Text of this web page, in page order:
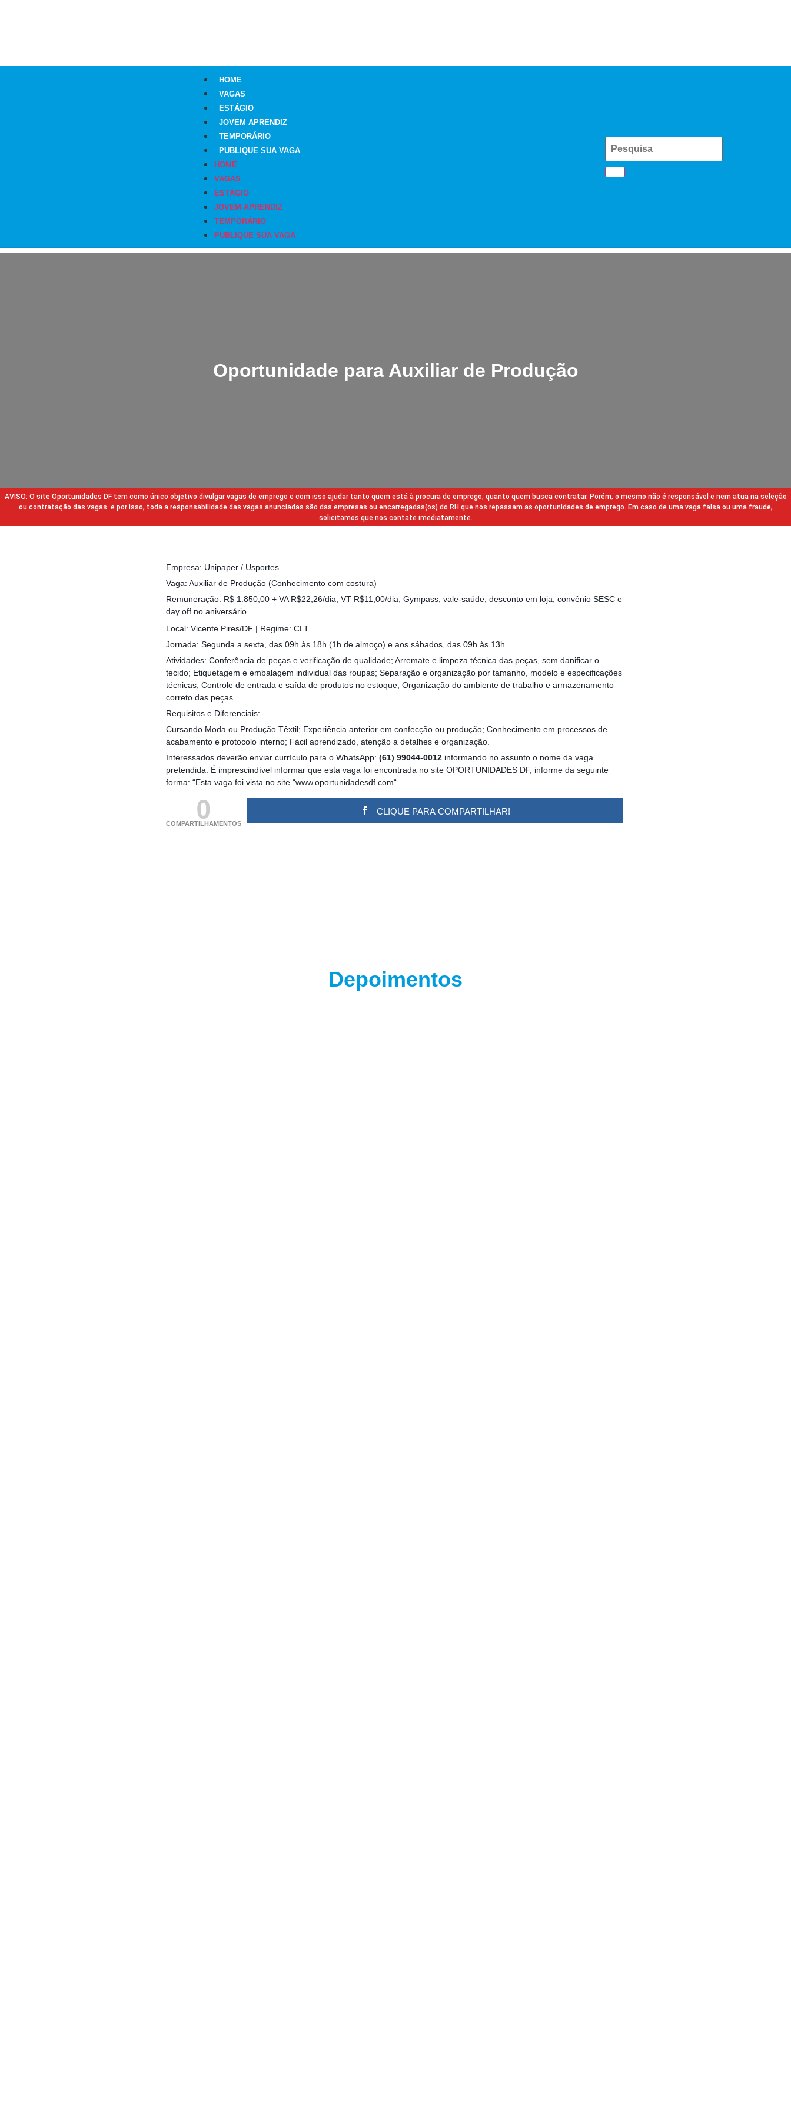
HOME
VAGAS
ESTÁGIO
JOVEM APRENDIZ
TEMPORÁRIO
PUBLIQUE SUA VAGA
HOME
VAGAS
ESTÁGIO
JOVEM APRENDIZ
TEMPORÁRIO
PUBLIQUE SUA VAGA
Oportunidade para Auxiliar de Produção
AVISO: O site Oportunidades DF tem como único objetivo divulgar vagas de emprego e com isso ajudar tanto quem está à procura de emprego, quanto quem busca contratar. Porém, o mesmo não é responsável e nem atua na seleção
ou contratação das vagas. e por isso, toda a responsabilidade das vagas anunciadas são das empresas ou encarregadas(os) do RH que nos repassam as oportunidades de emprego. Em caso de uma vaga falsa ou uma fraude,
solicitamos que nos contate imediatamente.
Empresa: Unipaper / Usportes
Vaga: Auxiliar de Produção (Conhecimento com costura)
Remuneração: R$ 1.850,00 + VA R$22,26/dia, VT R$11,00/dia, Gympass, vale-saúde, desconto em loja, convênio SESC e
day off no aniversário.
Local: Vicente Pires/DF | Regime: CLT
Jornada: Segunda a sexta, das 09h às 18h (1h de almoço) e aos sábados, das 09h às 13h.
Atividades: Conferência de peças e verificação de qualidade; Arremate e limpeza técnica das peças, sem danificar o
tecido; Etiquetagem e embalagem individual das roupas; Separação e organização por tamanho, modelo e especificações
técnicas; Controle de entrada e saída de produtos no estoque; Organização do ambiente de trabalho e armazenamento
correto das peças.
Requisitos e Diferenciais:
Cursando Moda ou Produção Têxtil; Experiência anterior em confecção ou produção; Conhecimento em processos de
acabamento e protocolo interno; Fácil aprendizado, atenção a detalhes e organização.
Interessados deverão enviar currículo para o WhatsApp: (61) 99044-0012 informando no assunto o nome da vaga
pretendida. É imprescindível informar que esta vaga foi encontrada no site OPORTUNIDADES DF, informe da seguinte
forma: “Esta vaga foi vista no site “www.oportunidadesdf.com“.
0
COMPARTILHAMENTOS
CLIQUE PARA COMPARTILHAR!
Depoimentos